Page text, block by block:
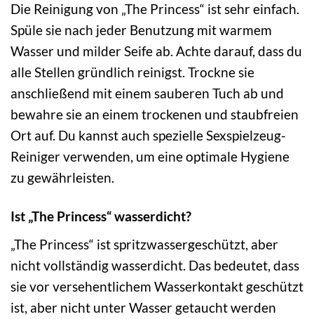
Die Reinigung von „The Princess“ ist sehr einfach.
Spüle sie nach jeder Benutzung mit warmem
Wasser und milder Seife ab. Achte darauf, dass du
alle Stellen gründlich reinigst. Trockne sie
anschließend mit einem sauberen Tuch ab und
bewahre sie an einem trockenen und staubfreien
Ort auf. Du kannst auch spezielle Sexspielzeug-
Reiniger verwenden, um eine optimale Hygiene
zu gewährleisten.
Ist „The Princess“ wasserdicht?
„The Princess“ ist spritzwassergeschützt, aber
nicht vollständig wasserdicht. Das bedeutet, dass
sie vor versehentlichem Wasserkontakt geschützt
ist, aber nicht unter Wasser getaucht werden